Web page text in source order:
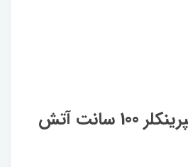
شیلنگ رابط اسپرینکلر 100 سانت آتش